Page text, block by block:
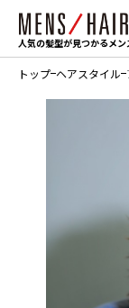
人気の髪型が見つかるメ
トップ ヘアスタイル